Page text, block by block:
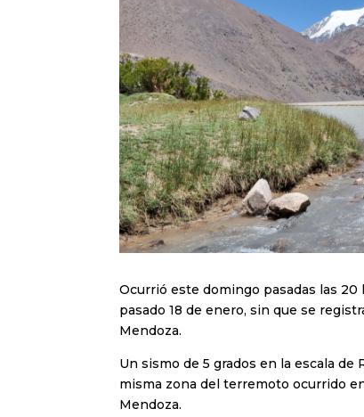
Ocurrió este domingo pasadas las
pasado 18 de enero, sin que se
Mendoza.
Un sismo de 5 grados en la escala
misma zona del terremoto ocurrido
Mendoza.